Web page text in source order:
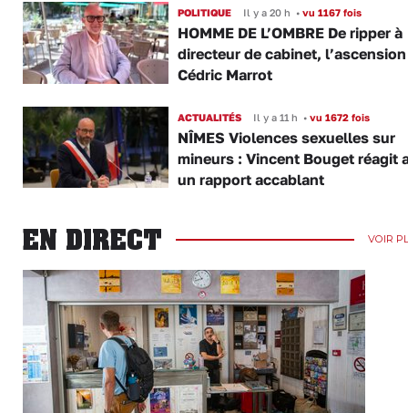
POLITIQUE Il y a 20 h •vu 1167 fois
HOMME DE L’OMBRE De ripper à
directeur de cabinet,
Cédric Marrot
ACTUALITÉS Il y a 11 h •vu 1672 fois
NÎMES Violences sexuelles sur
mineurs : Vincent Bouget réagit
un rapport accablant
EN DIRECT VOIR